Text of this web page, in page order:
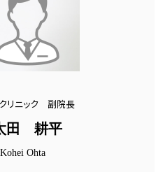
リニック 副院長
田 耕平
Kohei Ohta